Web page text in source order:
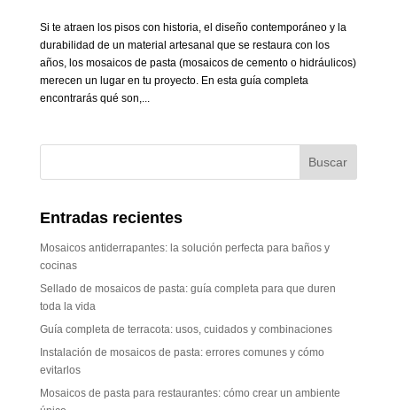
Si te atraen los pisos con historia, el diseño contemporáneo y la
durabilidad de un material artesanal que se restaura con los
años, los mosaicos de pasta (mosaicos de cemento o hidráulicos)
merecen un lugar en tu proyecto. En esta guía completa
encontrarás qué son,...
Entradas recientes
Mosaicos antiderrapantes: la solución perfecta para baños y
cocinas
Sellado de mosaicos de pasta: guía completa para que duren
toda la vida
Guía completa de terracota: usos, cuidados y combinaciones
Instalación de mosaicos de pasta: errores comunes y cómo
evitarlos
Mosaicos de pasta para restaurantes: cómo crear un ambiente